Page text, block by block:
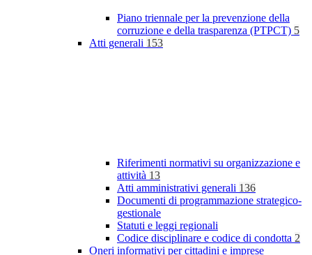
Piano triennale per la prevenzione della
corruzione e della trasparenza (PTPCT) 5
Atti generali 153
Riferimenti normativi su organizzazione e
attività 13
Atti amministrativi generali 136
Documenti di programmazione strategico-
gestionale
Statuti e leggi regionali
Codice disciplinare e codice di condotta 2
Oneri informativi per cittadini e imprese